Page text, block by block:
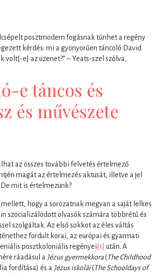
posztmodern fogásnak tűnhet a regény
kérdés: mi a gyönyörűen táncoló David
e] az üzenet?” – Yeats-szel szólva,
e táncos és
és művészete
az összes további felvetés értelmező
magát az értelmezés aktusát, illetve a jel
mit is értelmezünk?
hogy a sorozatnak megvan a saját lelkes
szocializálódott olvasók számára többrétű és
szolgáltak. Az első sokkot az éles váltás
fordult korai, az európai és gyarmati
posztkoloniális regényei [1] után. A
ráadásul a Jézus gyermekkora(The Childhood
fordítása) és a Jézus iskolái(The Schooldays of